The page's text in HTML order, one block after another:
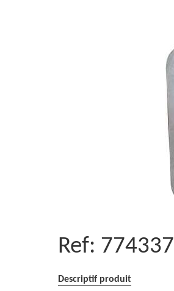
Ref: 774337
Descriptif produit